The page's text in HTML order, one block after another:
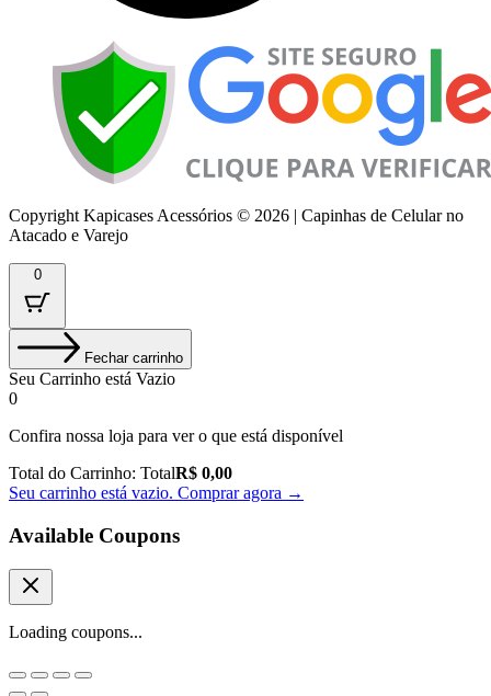
Copyright Kapicases Acessórios © 2026 | Capinhas de Celular no
Atacado e Varejo
0
Fechar carrinho
Seu Carrinho está Vazio
0
Confira nossa loja para ver o que está disponível
Total do Carrinho: TotalR$ 0,00
Seu carrinho está vazio. Comprar agora →
Available Coupons
Loading coupons...